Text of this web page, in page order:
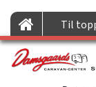
Til